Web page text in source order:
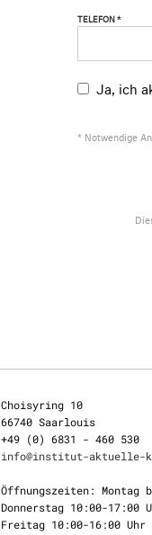
TELEFON *
Ja, ich
* Notwendige
Choisyring 10
66740 Saarlouis
+49 (0) 6831 - 460 530
info@institut-aktuelle-
Öffnungszeiten: Montag
Donnerstag 10:00-17:00
Freitag 10:00-16:00 Uhr